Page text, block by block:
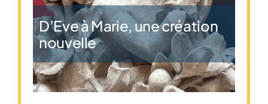
D’Eve à Marie, une création
nouvelle